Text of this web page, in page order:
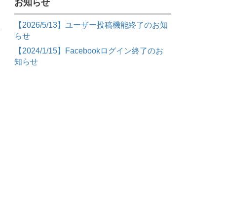
お知らせ
【2026/5/13】ユーザー投稿機能終了のお知
らせ
【2024/1/15】Facebookログイン終了のお
知らせ